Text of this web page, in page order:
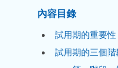
內容目錄
試用期的重要性
試用期的三個